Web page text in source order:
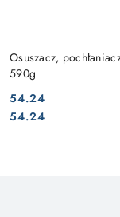
Osuszacz,
590g
Cena:
54.24
Cena:
54.24